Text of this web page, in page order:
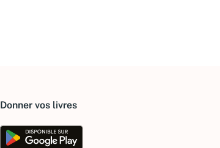
Donner vos livres